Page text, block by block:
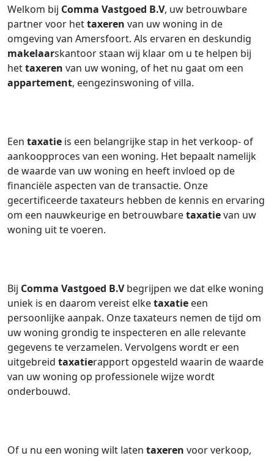
Welkom bij Comma Vastgoed B.V, uw betrouwbare
partner voor hettaxeren van uw woning in de
omgeving van Amersfoort. Als ervaren en deskundig
makelaarskantoor staan wij klaar om u te helpen bij
hettaxeren van uw woning, of het nu gaat om een
appartement, eengezinswoning of villa.
Een taxatie is een belangrijke stap in het verkoop- of
aankoopproces van een woning. Het bepaalt namelijk
de waarde van uw woning en heeft invloed op de
financiële aspecten van de transactie. Onze
gecertificeerde taxateurs hebben de kennis en ervaring
om een nauwkeurige en betrouwbaretaxatievan uw
woning uit te voeren.
Bij Comma Vastgoed B.Vbegrijpen we dat elke woning
uniek is en daarom vereist elketaxatie een
persoonlijke aanpak. Onze taxateurs nemen de tijd om
uw woning grondig te inspecteren en alle relevante
gegevens te verzamelen. Vervolgens wordt er een
uitgebreid taxatierapport opgesteld waarin de waarde
van uw woning op professionele wijze wordt
onderbouwd.
Of u nu een woning wilt laten taxeren voor verkoop,